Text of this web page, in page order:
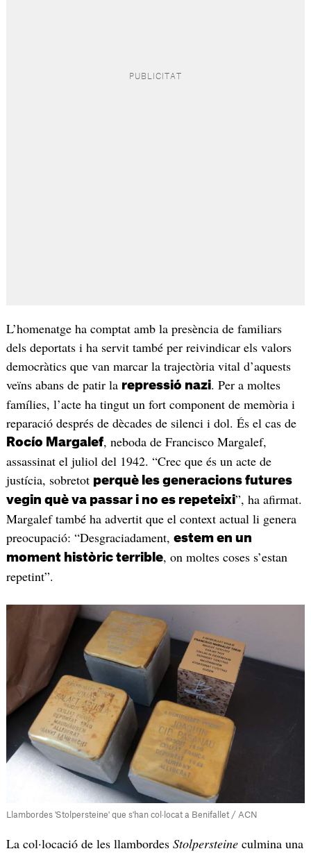
L’homenatge ha comptat amb la presència de familiars
dels deportats i ha servit també per reivindicar els valors
democràtics que van marcar la trajectòria vital d’aquests
veïns abans de patir la repressió nazi. Per a moltes
famílies, l’acte ha tingut un fort component de memòria i
reparació després de dècades de silenci i dol. És el cas de
Rocío Margalef, neboda de Francisco Margalef,
assassinat el juliol del 1942. “Crec que és un acte de
justícia, sobretot perquè les generacions futures
vegin què va passar i no es repeteixi”, ha afirmat.
Margalef també ha advertit que el context actual li genera
preocupació: “Desgraciadament, estem en un
moment històric terrible, on moltes coses s’estan
repetint”.
Llambordes 'Stolpersteine' que s'han col·locat a Benifallet / ACN
La col·locació de les llambordes Stolpersteine culmina una